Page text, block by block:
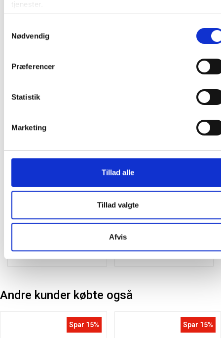
tjenester.
Nødvendig
Præferencer
Statistik
Marketing
Tillad alle
Tillad valgte
Afvis
Køb mere og spar
labeltape papir sort på hvid
89,00/ Rulle
Læg i kurv
Dymo labelprinter LetraTAG
100H Nordic
453,75/ Stk
Læg i kurv
Andre kunder købte også
Spar 15% Spar 15%